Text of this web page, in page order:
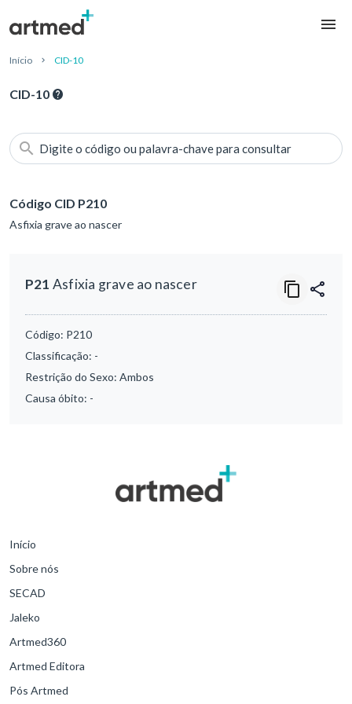
Início CID-10
CID-10
Digite o código ou palavra-chave para consultar
Código CID P210
Asfixia grave ao nascer
P21 Asfixia grave ao nascer
Código: P210
Classificação: -
Restrição do Sexo: Ambos
Causa óbito: -
Início
Sobre nós
SECAD
Jaleko
Artmed360
Artmed Editora
Pós Artmed